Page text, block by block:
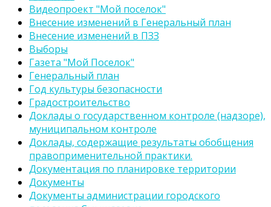
Видеопроект "Мой поселок"
Внесение изменений в Генеральный план
Внесение изменений в ПЗЗ
Выборы
Газета "Мой Поселок"
Генеральный план
Год культуры безопасности
Градостроительство
Доклады о государственном контроле (надзоре),
муниципальном контроле
Доклады, содержащие результаты обобщения
правоприменительной практики.
Документация по планировке территории
Документы
Документы администрации городского